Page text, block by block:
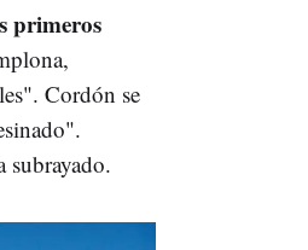
primeros
Cordón se
subrayado.